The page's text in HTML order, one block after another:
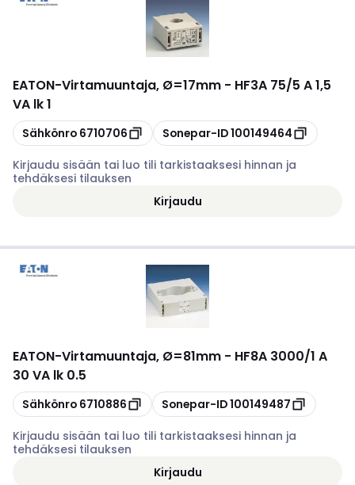
EATON-Virtamuuntaja, Ø=17mm - HF3A 75/5 A 1,5
VA lk 1
Kopioi
Sähkönro 6710706 Kopioi
Sonepar-ID100149464
Kirjaudu sisään tai luo tili tarkistaaksesi hinnan ja
tehdäksesi tilauksen
Kirjaudu
EATON-Virtamuuntaja, Ø=81mm - HF8A 3000/1 A
30 VA lk 0.5
Kopioi
Sähkönro 6710886 Kopioi
Sonepar-ID100149487
Kirjaudu sisään tai luo tili tarkistaaksesi hinnan ja
tehdäksesi tilauksen
Kirjaudu